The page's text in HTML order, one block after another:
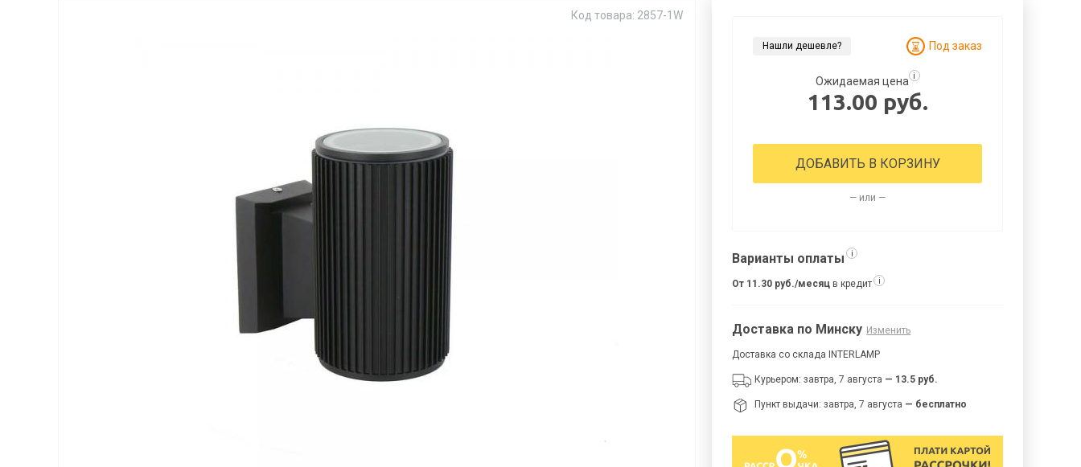
Код товара: 2857-1W
Нашли дешевле? Под заказ
Ожидаемая цена i
113.00 руб.
ДОБАВИТЬ В КОРЗИНУ
— или —
Варианты оплаты i
От 11.30 руб./месяц в кредит i
Доставка по Минску Изменить
Доставка со склада INTERLAMP
Курьером: завтра, 7 августа — 13.5 руб.
Пункт выдачи: завтра, 7 августа — бесплатно